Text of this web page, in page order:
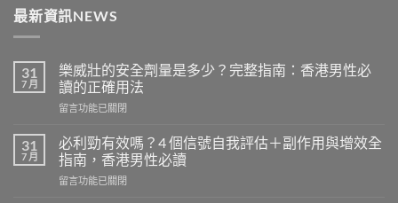
最新資訊NEWS
31
7 月
樂威壯的安全劑量是多少？完整指南：香港男性必
讀的正確用法
在
威
壯
的
安
留言功能已關閉
31
7 月
必利勁有效嗎？4 個信號自我評估＋副作用與增效全
指南，香港男性必讀
在
留言功能已關閉